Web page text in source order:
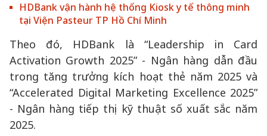
HDBank vận hành hệ thống Kiosk y tế thông minh
tại Viện Pasteur TP Hồ Chí Minh
Theo đó, HDBank là “Leadership in Card
Activation Growth 2025” - Ngân hàng dẫn đầu
trong tăng trưởng kích hoạt thẻ năm 2025 và
“Accelerated Digital Marketing Excellence 2025”
- Ngân hàng tiếp thị kỹ thuật số xuất sắc năm
2025.